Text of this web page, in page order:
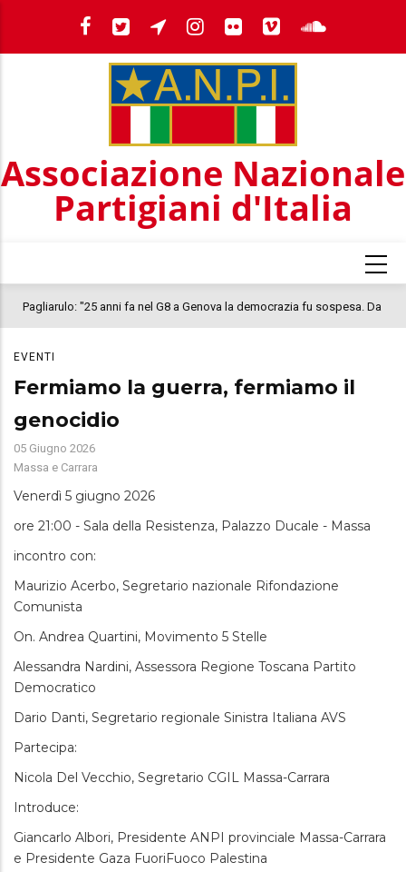
contenuto
Associazione Nazionale
Partigiani d'Italia
Pagliarulo: "25 anni fa nel G8 a Genova la democrazia fu sospesa. Da
colloca la morte di Abderrahim Fakir"
EVENTI
Fermiamo la guerra, fermiamo il
genocidio
05 Giugno 2026
Massa e Carrara
Venerdì 5 giugno 2026
ore 21:00 - Sala della Resistenza, Palazzo Ducale - Massa
incontro con:
Maurizio Acerbo, Segretario nazionale Rifondazione
Comunista
On. Andrea Quartini, Movimento 5 Stelle
Alessandra Nardini, Assessora Regione Toscana Partito
Democratico
Dario Danti, Segretario regionale Sinistra Italiana AVS
Partecipa:
Nicola Del Vecchio, Segretario CGIL Massa-Carrara
Introduce:
Giancarlo Albori, Presidente ANPI provinciale Massa-Carrara
e Presidente Gaza FuoriFuoco Palestina